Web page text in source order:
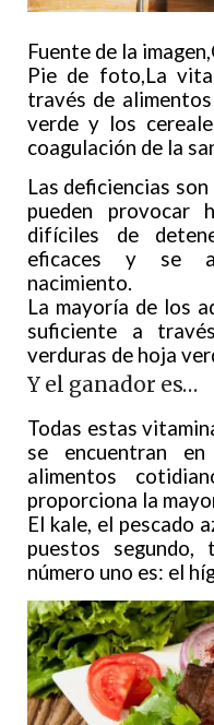
Fuente de la imagen,
Pie de foto,La
través de
verde y los
coagulación de la
Las deficiencias
pueden provocar
difíciles de
eficaces y se
nacimiento.
La mayoría de los
suficiente a
verduras de hoja
Y el ganador es…
Todas estas
se encuentran
alimentos
proporciona la
El kale, el pescado
puestos
número uno es: el